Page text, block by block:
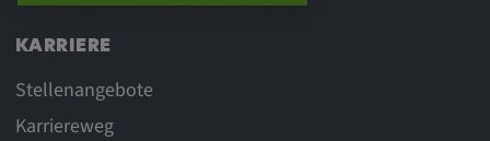
KARRIERE
Stellenangebote
Karriereweg